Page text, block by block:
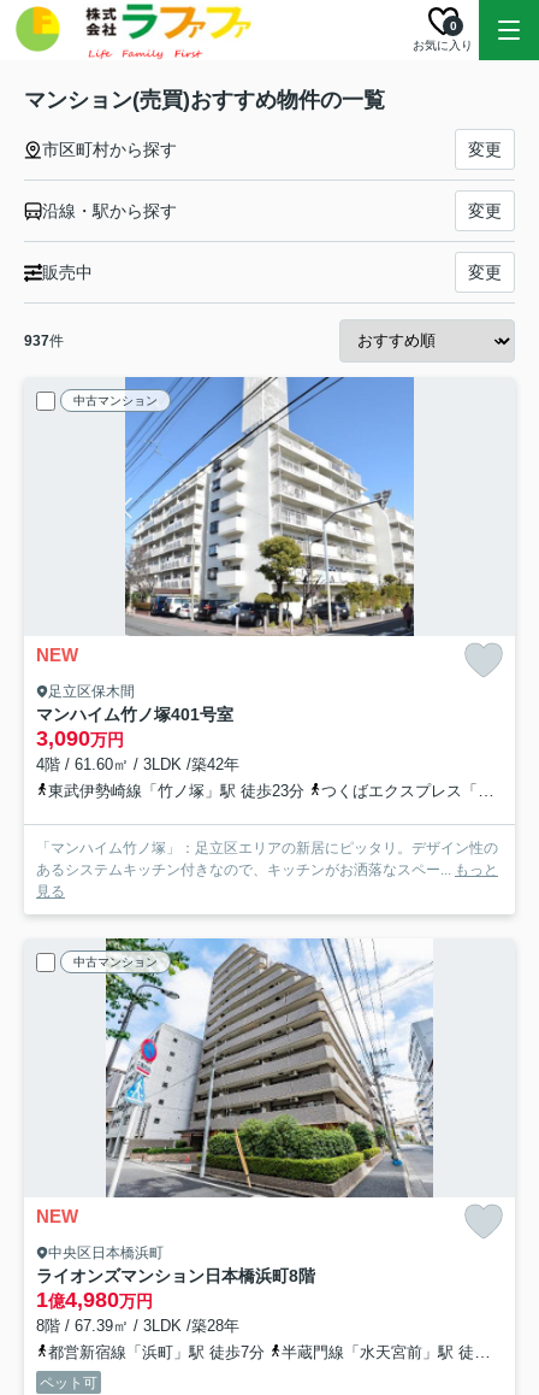
お気に入り
0
マンション(売買)おすすめ物件の一覧
市区町村から探す 変更
沿線・駅から探す 変更
販売中 変更
937件
中古マンション
NEW
足立区保木間
マンハイム竹ノ塚401号室
3,090万円
4階 / 61.60㎡ / 3LDK /築42年
東武伊勢崎線「竹ノ塚」駅 徒歩23分
つくばエクスプレス「六町」駅 徒歩22分
「マンハイム竹ノ塚」：足立区エリアの新居にピッタリ。デザイン性の
あるシステムキッチン付きなので、キッチンがお洒落なスペー... もっと
見る
中古マンション
NEW
中央区日本橋浜町
ライオンズマンション日本橋浜町8階
1億4,980万円
8階 / 67.39㎡ / 3LDK /築28年
都営新宿線「浜町」駅 徒歩7分
半蔵門線「水天宮前」駅 徒歩7分
ペット可